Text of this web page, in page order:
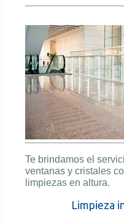
Te brindamos el
ventanas y cristales
limpiezas en altura.
Limpieza